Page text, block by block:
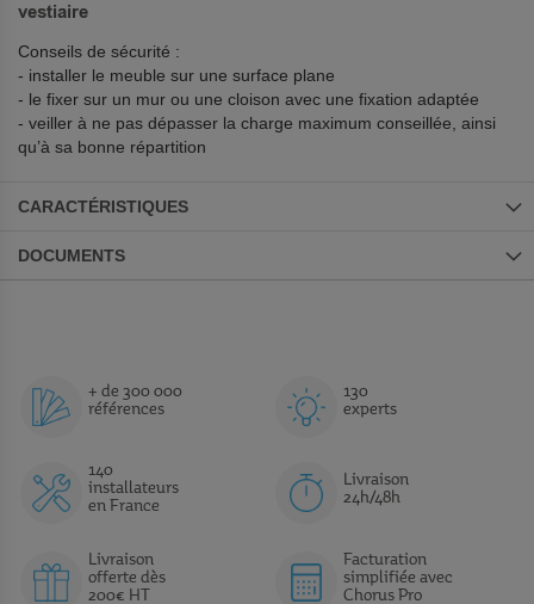
vestiaire
Conseils de sécurité :
- installer le meuble sur une surface plane
- le fixer sur un mur ou une cloison avec une fixation adaptée
- veiller à ne pas dépasser la charge maximum conseillée, ainsi
qu’à sa bonne répartition
CARACTÉRISTIQUES
DOCUMENTS
+ de 300 000
références
130
experts
140
installateurs
en France
Livraison
24h/48h
Livraison
offerte dès
200€ HT
Facturation
simplifiée avec
Chorus Pro